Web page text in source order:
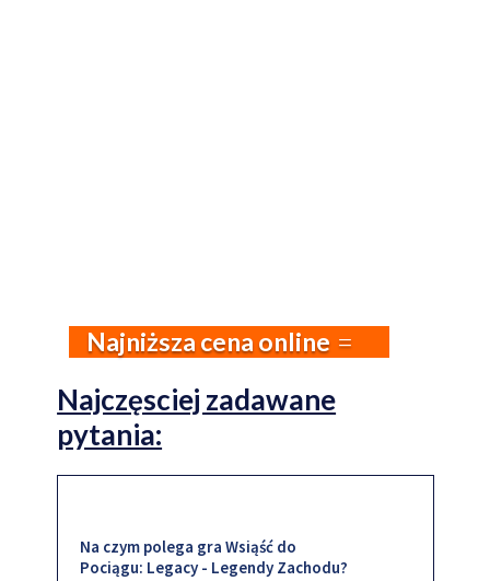
Najniższa cena online
Najczęsciej zadawane
pytania:
Na czym polega gra Wsiąść do
Pociągu: Legacy - Legendy Zachodu?